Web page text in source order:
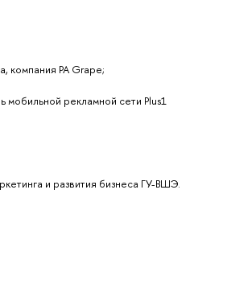
компания РА Grape;
мобильной рекламной сети Plus1
и развития бизнеса ГУ-ВШЭ.